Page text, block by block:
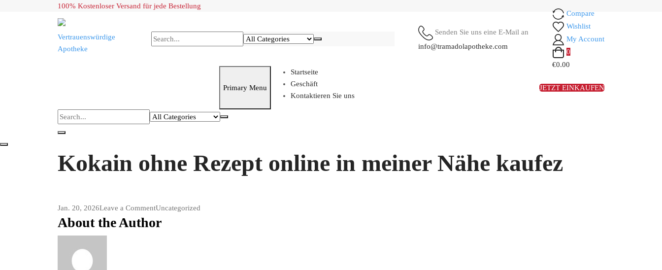
100% Kostenloser Versand für jede Bestellung
Vertrauenswürdige
Apotheke
Senden Sie uns eine E-Mail an
info@tramadolapotheke.com
Compare
Wishlist
My Account
0
€0.00
Primary Menu
Startseite
Geschäft
Kontaktieren Sie uns
JETZT EINKAUFEN
Kokain ohne Rezept online in meiner Nähe kaufez
Jan. 20, 2026Leave a Commenton
Kokain
Uncategorized
About the Author